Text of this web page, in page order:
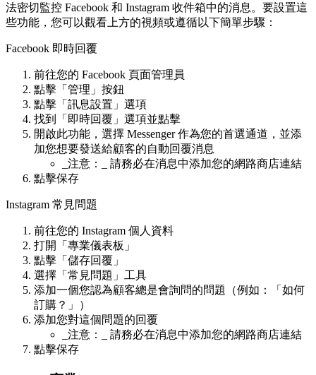
法密切監控 Facebook 和 Instagram 收件箱中的消息。要設置這
些功能，您可以觀看上方的視頻或遵循以下簡單步驟：
Facebook 即時回覆
前往您的 Facebook 頁面管理員
點擊「管理」按鈕
點擊「訊息設置」選項
找到「即時回覆」選項並點擊
開啟此功能，選擇 Messenger 作為您的首選通道，並添
加您想要發送給顧客的自動回覆消息
_注意：_ 請務必在消息中添加您的網路商店連結
點擊保存
Instagram 常見問題
前往您的 Instagram 個人資料
打開「專業儀表板」
點擊「儲存回覆」
選擇「常見問題」工具
添加一個您認為顧客總是會詢問的問題（例如：「如何
訂購？」）
添加您對這個問題的回覆
_注意：_ 請務必在消息中添加您的網路商店連結
點擊保存